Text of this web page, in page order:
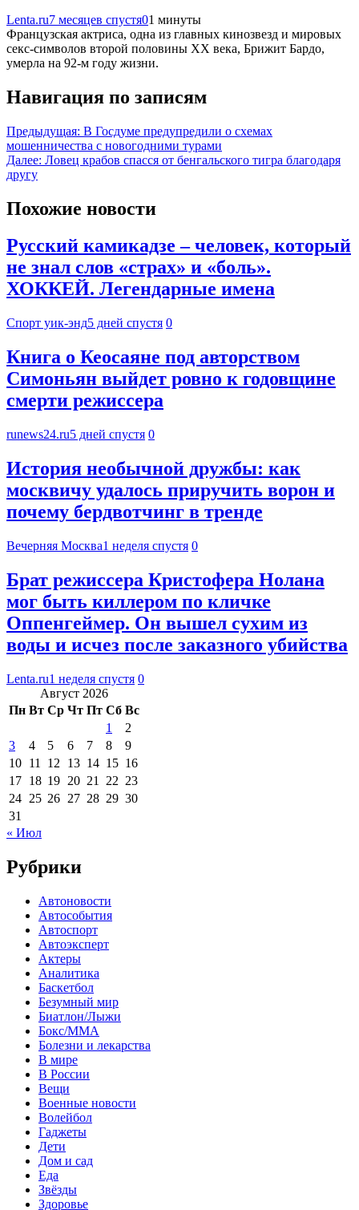
Lenta.ru7 месяцев спустя01 минуты
Французская актриса, одна из главных кинозвезд и мировых
секс-символов второй половины ХХ века, Брижит Бардо,
умерла на 92-м году жизни.
Навигация по записям
Предыдущая: В Госдуме предупредили о схемах
мошенничества с новогодними турами
Далее: Ловец крабов спасся от бенгальского тигра благодаря
другу
Похожие новости
Русский камикадзе – человек, который
не знал слов «страх» и «боль».
ХОККЕЙ. Легендарные имена
Спорт уик-энд5 дней спустя 0
Книга о Кеосаяне под авторством
Симоньян выйдет ровно к годовщине
смерти режиссера
runews24.ru5 дней спустя 0
История необычной дружбы: как
москвичу удалось приручить ворон и
почему бердвотчинг в тренде
Вечерняя Москва1 неделя спустя 0
Брат режиссера Кристофера Нолана
мог быть киллером по кличке
Оппенгеймер. Он вышел сухим из
воды и исчез после заказного убийства
Lenta.ru1 неделя спустя 0
Август 2026
Пн Вт Ср Чт Пт Сб Вс
1
2
3
4 5 6 7 8
9
10 11 12 13 14 15 16
17 18 19 20 21 22 23
24 25 26 27 28 29 30
31
« Июл
Рубрики
Автоновости
Автособытия
Автоспорт
Автоэксперт
Актеры
Аналитика
Баскетбол
Безумный мир
Биатлон/Лыжи
Бокс/MMA
Болезни и лекарства
В мире
В России
Вещи
Военные новости
Волейбол
Гаджеты
Дети
Дом и сад
Еда
Звёзды
Здоровье